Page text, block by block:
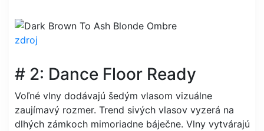
zdroj
# 2: Dance Floor Ready
Voľné vlny dodávajú šedým vlasom vizuálne
zaujímavý rozmer. Trend sivých vlasov vyzerá na
dlhých zámkoch mimoriadne báječne. Vlny vytvárajú